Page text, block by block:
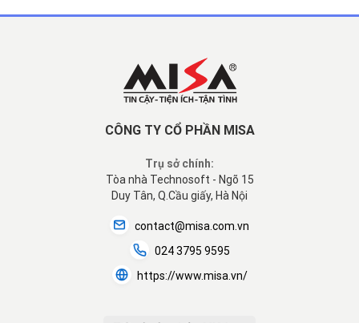
CÔNG TY CỔ PHẦN MISA
Trụ sở chính:
Tòa nhà Technosoft - Ngõ 15
Duy Tân, Q.Cầu giấy, Hà Nội
contact@misa.com.vn
024 3795 9595
https://www.misa.vn/